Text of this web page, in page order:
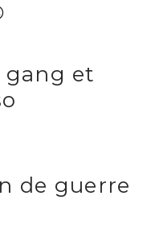
gang et
de guerre